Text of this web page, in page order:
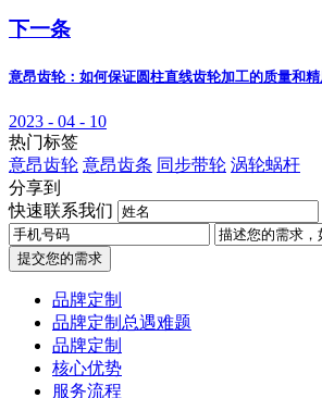
下一条
意昂齿轮：如何保证圆柱直线齿轮加工的质量和
2023 - 04 - 10
热门标签
意昂齿轮 意昂齿条 同步带轮 涡轮蜗杆
分享到
快速联系我们
提交您的需求
品牌定制
品牌定制总遇难题
品牌定制
核心优势
服务流程